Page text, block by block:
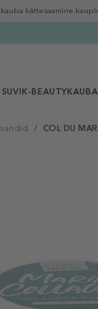
kauba kättesaamine
K-BEAUTY
/ COL DU